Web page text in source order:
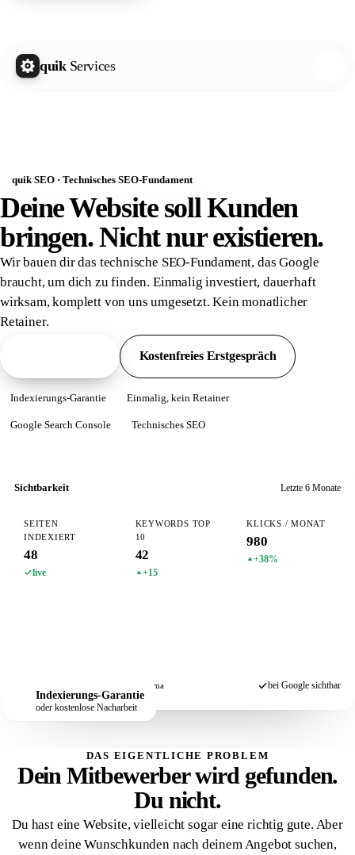
quik Services
quik SEO · Technisches SEO-Fundament
Deine Website soll Kunden
bringen. Nicht nurexistieren.
Wir bauen dir das technische SEO-Fundament, das Google
braucht, um dich zu finden. Einmalig investiert, dauerhaft
wirksam, komplett von uns umgesetzt. Kein monatlicher
Retainer.
Kostenfreies Erstgespräch
Indexierungs-Garantie Einmalig, kein Retainer
Google Search Console Technisches SEO
Sichtbarkeit Letzte 6 Monate
SEITEN
INDEXIERT
48
live
KEYWORDS TOP
10
42
+15
KLICKS / MONAT
980
+38%
Schema bei Google sichtbar
Indexierungs-Garantie
oder kostenlose Nacharbeit
DAS EIGENTLICHE PROBLEM
Dein Mitbewerber wird gefunden.
Du nicht.
Du hast eine Website, vielleicht sogar eine richtig gute. Aber
wenn deine Wunschkunden nach deinem Angebot suchen,